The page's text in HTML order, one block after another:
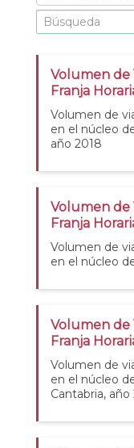
Volumen de
Franja
Volumen de
en el núcleo
año 2018
Volumen de
Franja
Volumen de
en el núcleo
Volumen de
Franja
Volumen de
en el núcleo
Cantabria, año